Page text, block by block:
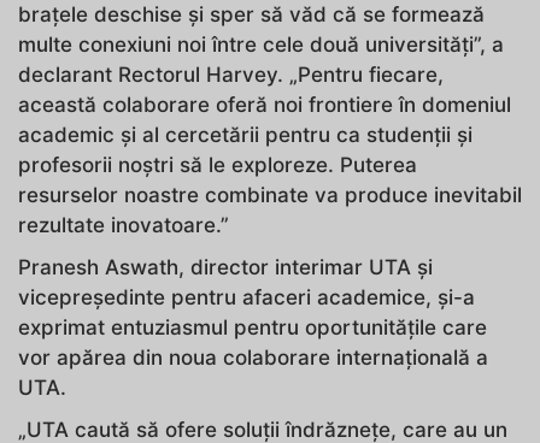
brațele deschise și sper să văd că se formează
multe conexiuni noi între cele două universități”, a
declarant Rectorul Harvey. „Pentru fiecare,
această colaborare oferă noi frontiere în domeniul
academic și al cercetării pentru ca studenții și
profesorii noștri să le exploreze. Puterea
resurselor noastre combinate va produce inevitabil
rezultate inovatoare.”
Pranesh Aswath, director interimar UTA și
vicepreședinte pentru afaceri academice, și-a
exprimat entuziasmul pentru oportunitățile care
vor apărea din noua colaborare internațională a
UTA.
„UTA caută să ofere soluții îndrăznețe, care au un